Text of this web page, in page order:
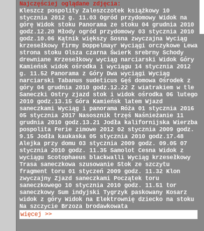
Najczęściej oglądane zdjęcia:
Kleszcz pospolity Zaleszczotek książkowy 10
stycznia 2012 g. 11.03 Ogród przydomowy Widok na
górę Widok stoku Panorama ze stoku 04 grudnia 2010
godz.12.20 Młody ogród przydomowy 03 stycznia 2010
godz.10.06 Kątnik większy Sosna zwyczajna Wyciąg
krzesełkowy firmy Doppelmayr Wyciągi orczykowe Lewa
strona stoku Olsza czarna Świerk srebrny Schody
drewniane Krzesełkowy wyciąg narciarski Widok Góry
Kamieńsk widok ośrodka i wyciągu 14 stycznia 2012
g. 11.52 Panorama z Góry Dwa wyciągi Wyciąg
narciarski Tabanus sudeticus Gęś domowa Ośrodek z
góry 04 grudnia 2010 godz.12.22 Z wiatrakiem w tle
Saneczki Ostry zjazd stok i widok ośrodka 06 lutego
2010 godz.13.15 Góra Kamieńsk latem Wjazd
saneczkami Wyciąg i panorama Róża 01 stycznia 2016
05 stycznia 2017 Nasosznik trzęś Naśnieżanie 11
grudnia 2010 godz.13.21 Jodła kalifornijska Wierzba
pospolita Ferie zimowe 2012 02 stycznia 2009 godz.
9.15 Jodła kaukaska 05 stycznia 2010 godz.17.48
Alejka przy domu 03 stycznia 2009 godz. 09.05 07
stycznia 2010 godz. 11.35 Samolot Cesna Widok z
wyciągu Scotophaeus blackwalli Wyciąg krzesełkowy
Trasa saneczkowa szusowanie Stok ze szczytu
fragment toru 01 styczeń 2009 godz. 11.32 Klon
zwyczajny Zjazd saneczkami Początek toru
saneczkowego 10 stycznia 2010 godz. 11.51 tor
saneczkowy Sum indyjski Tygrzyk paskowany Kosarz
widok z góry Widok na Elektrownię dziecko na stoku
Na szczycie Brzoza brodawkowata
więcej >>